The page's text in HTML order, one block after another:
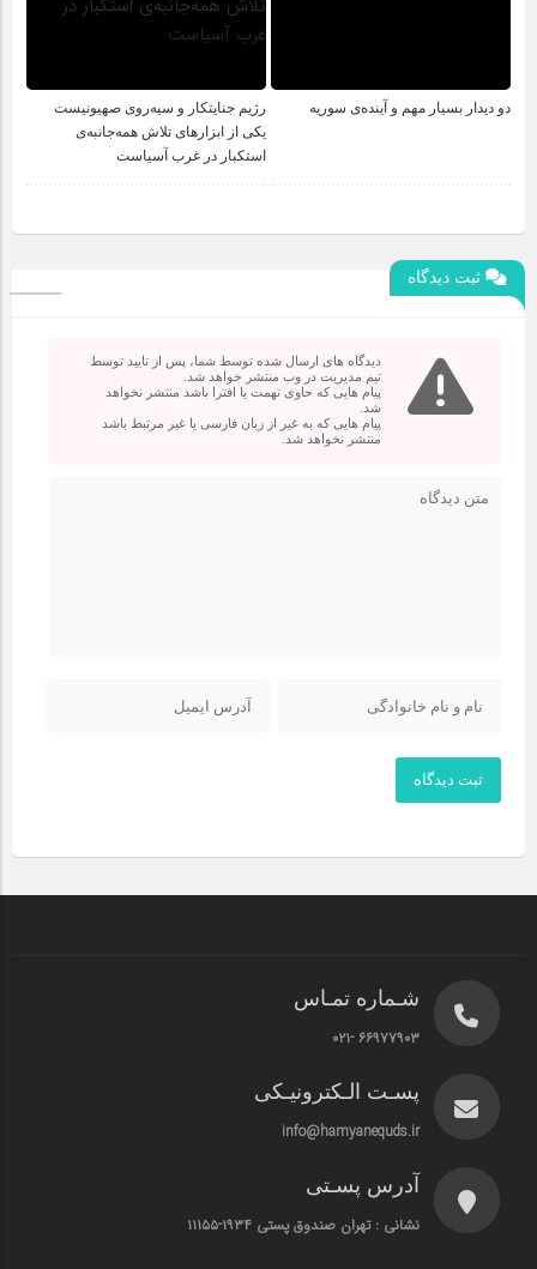
دو دیدار بسیار مهم و آینده‌ی سوریه
رژیم جنایتکار و سیه‌‌روی صهیونیست
یکی از ابزارهای تلاش همه‌جانبه‌ی
استکبار در غرب آسیاست
ثبت دیدگاه
دیدگاه های ارسال شده توسط شما، پس از تایید توسط
تیم مدیریت در وب منتشر خواهد شد.
پیام هایی که حاوی تهمت یا افترا باشد منتشر نخواهد
شد.
پیام هایی که به غیر از زبان فارسی یا غیر مرتبط باشد
منتشر نخواهد شد.
ثبت دیدگاه
شـماره تمـاس
۶۶۹۷۷۹۰۳ -۰۲۱
پسـت الـکترونیـکی
info@hamyanequds.ir
آدرس پسـتی
نشانی : تهران صندوق پستی ۱۹۳۴-۱۱۱۵۵